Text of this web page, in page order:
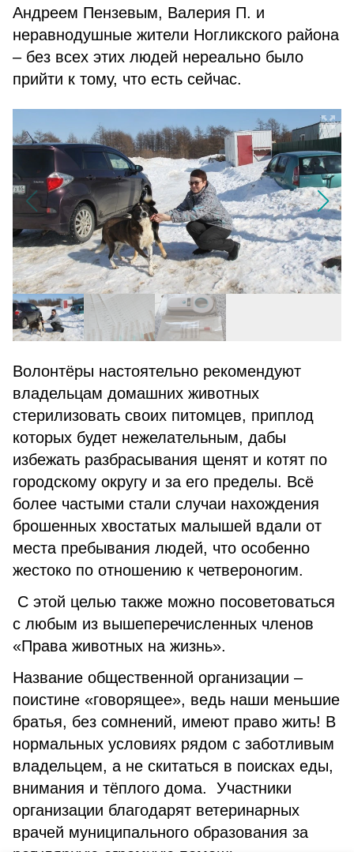
Андреем Пензевым, Валерия П. и
неравнодушные жители Ногликского района
– без всех этих людей нереально было
прийти к тому, что есть сейчас.
Волонтёры настоятельно рекомендуют
владельцам домашних животных
стерилизовать своих питомцев, приплод
которых будет нежелательным, дабы
избежать разбрасывания щенят и котят по
городскому округу и за его пределы. Всё
более частыми стали случаи нахождения
брошенных хвостатых малышей вдали от
места пребывания людей, что особенно
жестоко по отношению к четвероногим.
С этой целью также можно посоветоваться
с любым из вышеперечисленных членов
«Права животных на жизнь».
Название общественной организации –
поистине «говорящее», ведь наши меньшие
братья, без сомнений, имеют право жить! В
нормальных условиях рядом с заботливым
владельцем, а не скитаться в поисках еды,
внимания и тёплого дома. Участники
организации благодарят ветеринарных
врачей муниципального образования за